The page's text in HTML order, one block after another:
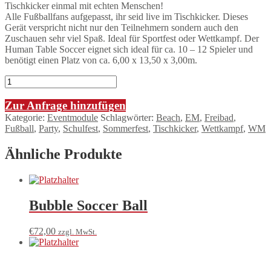
Tischkicker einmal mit echten Menschen!
Alle Fußballfans aufgepasst, ihr seid live im Tischkicker. Dieses
Gerät verspricht nicht nur den Teilnehmern sondern auch den
Zuschauen sehr viel Spaß. Ideal für Sportfest oder Wettkampf. Der
Human Table Soccer eignet sich ideal für ca. 10 – 12 Spieler und
benötigt einen Platz von ca. 6,00 x 13,50 x 3,00m.
Zur Anfrage hinzufügen
Kategorie: Eventmodule Schlagwörter: Beach, EM, Freibad,
Fußball, Party, Schulfest, Sommerfest, Tischkicker, Wettkampf, WM
Ähnliche Produkte
Bubble Soccer Ball
€72,00 zzgl. MwSt.